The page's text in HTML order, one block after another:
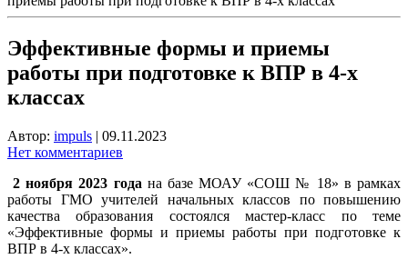
Эффективные формы и приемы
работы при подготовке к ВПР в 4-х
классах
Автор: impuls | 09.11.2023
Нет комментариев
2 ноября 2023 года на базе МОАУ «СОШ № 18» в рамках
работы ГМО учителей начальных классов по повышению
качества образования состоялся мастер-класс по теме
«Эффективные формы и приемы работы при подготовке к
ВПР в 4-х классах».